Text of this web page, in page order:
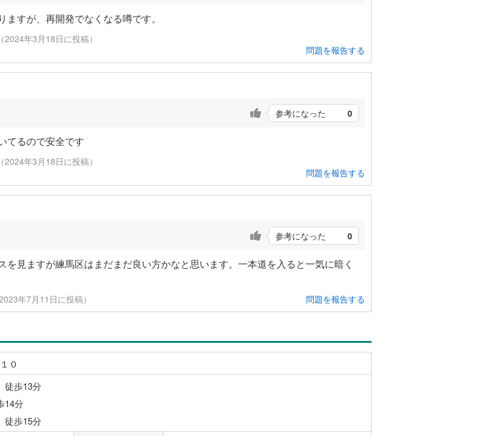
すが、再開発でなくなる噂です。
年3月18日に投稿）
問題を報告する
参考になった 0
てるので安全です
年3月18日に投稿）
問題を報告する
参考になった 0
見ますが練馬区はまだまだ良い方かなと思います。一本道を入ると一気に暗く
年7月11日に投稿） 問題を報告する
０
歩13分
14分
歩15分